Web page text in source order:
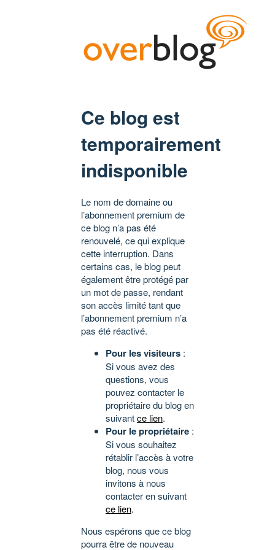
Ce blog est
temporairement
indisponible
Le nom de domaine ou
l’abonnement premium de
ce blog n’a pas été
renouvelé, ce qui explique
cette interruption. Dans
certains cas, le blog peut
également être protégé par
un mot de passe, rendant
son accès limité tant que
l’abonnement premium n’a
pas été réactivé.
Pour les visiteurs :
Si vous avez des
questions, vous
pouvez contacter le
propriétaire du blog en
suivantce lien.
Pour le propriétaire :
Si vous souhaitez
rétablir l’accès à votre
blog, nous vous
invitons à nous
contacter en suivant
ce lien.
Nous espérons que ce blog
pourra être de nouveau